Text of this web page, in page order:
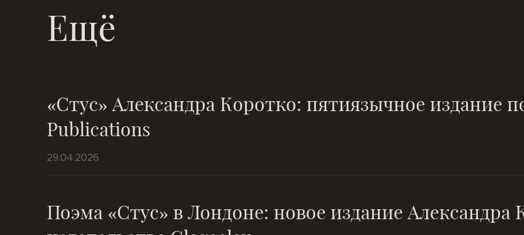
Ещё
«Стус» Александра Коротко: пятиязычное издание
Publications
29.04.2026
Поэма «Стус» в Лондоне: новое издание